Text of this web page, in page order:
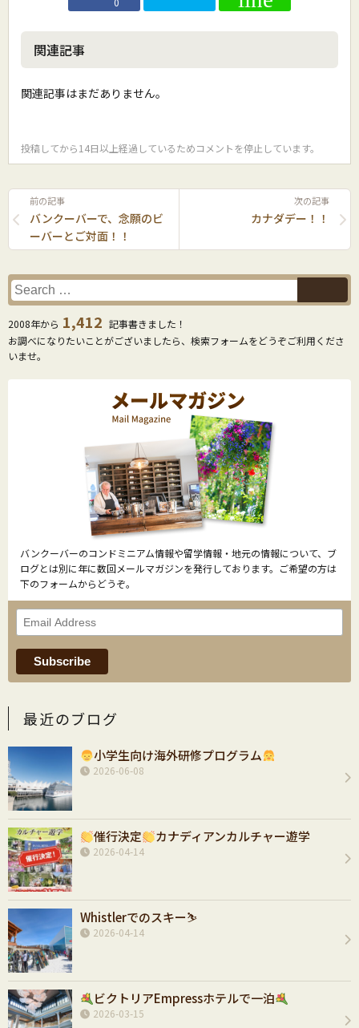
関連記事
関連記事はまだありません。
投稿してから14日以上経過しているためコメントを停止しています。
前の記事
バンクーバーで、念願のビ
ーバーとご対面！！
次の記事
カナダデー！！
2008年から 1,412 記事書きました！
お調べになりたいことがございましたら、検索フォームをどうぞご利用くださ
いませ。
バンクーバーのコンドミニアム情報や留学情報・地元の情報について、ブ
ログとは別に年に数回メールマガジンを発行しております。ご希望の方は
下のフォームからどうぞ。
最近のブログ
小学生向け海外研修プログラム
2026-06-08
催行決定 カナディアンカルチャー遊学
2026-04-14
Whistlerでのスキー⛷️
2026-04-14
ビクトリアEmpressホテルで一泊
2026-03-15